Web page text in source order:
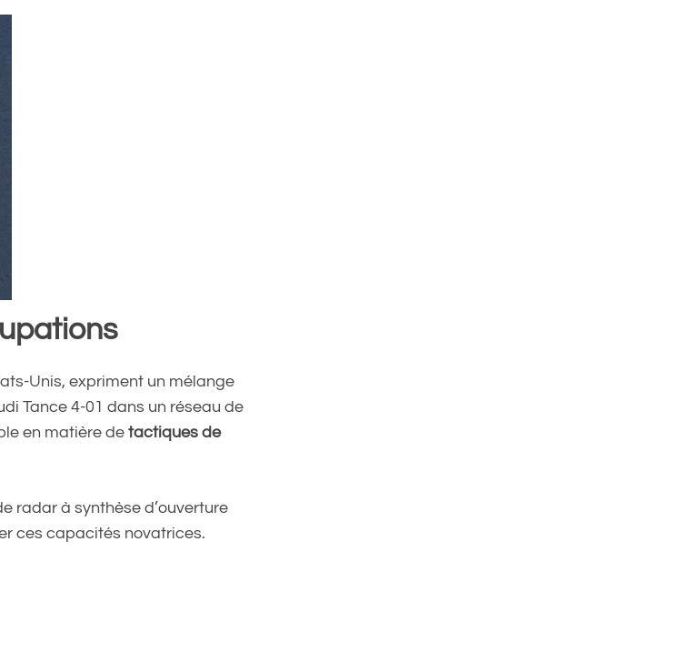
Unis, expriment un mélange
Tance 4-01 dans un réseau de
en matière de tactiques de
radar à synthèse d’ouverture
ces capacités novatrices.